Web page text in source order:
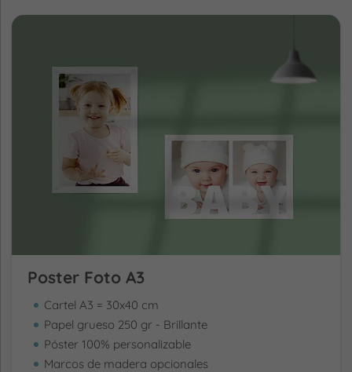
Poster Foto A3
Cartel A3 = 30x40 cm
Papel grueso 250 gr - Brillante
Póster 100% personalizable
Marcos de madera opcionales